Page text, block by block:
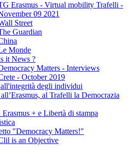
Erasmus - Virtual mobility Trafelli -
09 2021
Street
Guardian
Monde
it News ?
Matters - Interviews
- October 2019
degli individui
al Trafelli la Democrazia
+ e Libertà di stampa
"Democracy Matters!"
is an Objective